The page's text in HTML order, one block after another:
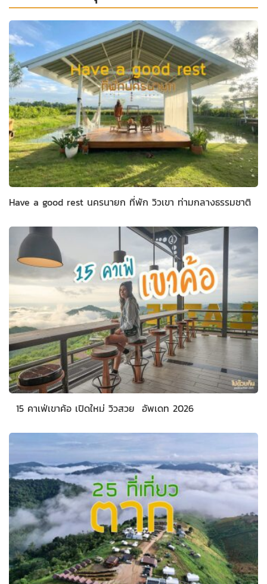
Have a good rest นครนายก ที่พัก วิวเขา ท่ามกลางธรรมชาติ
15 คาเฟ่เขาค้อ เปิดใหม่ วิวสวย อัพเดท 2026